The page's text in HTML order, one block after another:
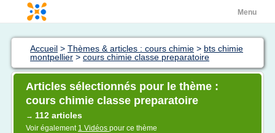
Menu
Accueil > Thèmes & articles : cours chimie > bts chimie
montpellier > cours chimie classe preparatoire
Articles sélectionnés pour le thème :
cours chimie classe preparatoire
→ 112 articles
Voir également 1 Vidéos pour ce thème